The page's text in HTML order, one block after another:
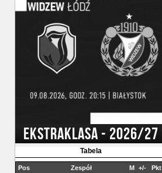
EKSTRAKLASA - 2026/27
Tabela
Pos Zespół M +/- Pkt